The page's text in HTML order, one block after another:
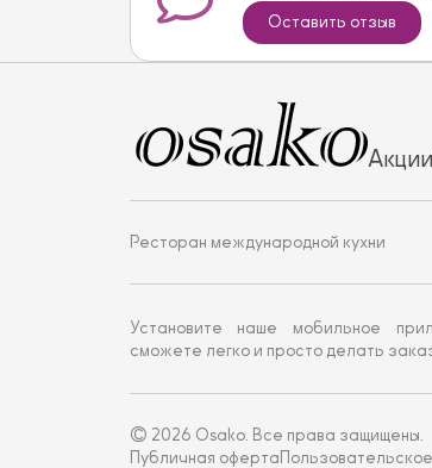
Оставить отзыв
Акции
Ресторан международной кухни
Установите наше мобильное
сможете легко и просто делать
© 2026 Osako. Все права защищены.
Публичная оферта